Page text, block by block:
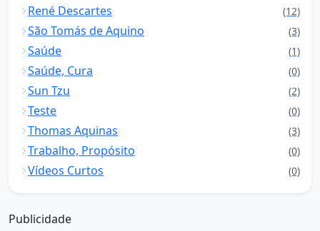
René Descartes (12)
São Tomás de Aquino (3)
Saúde (1)
Saúde, Cura (0)
Sun Tzu (2)
Teste (0)
Thomas Aquinas (3)
Trabalho, Propósito (0)
Vídeos Curtos (0)
Publicidade